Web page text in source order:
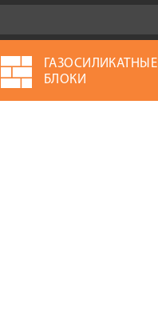
ГАЗОСИЛИКАТНЫЕ
БЛОКИ